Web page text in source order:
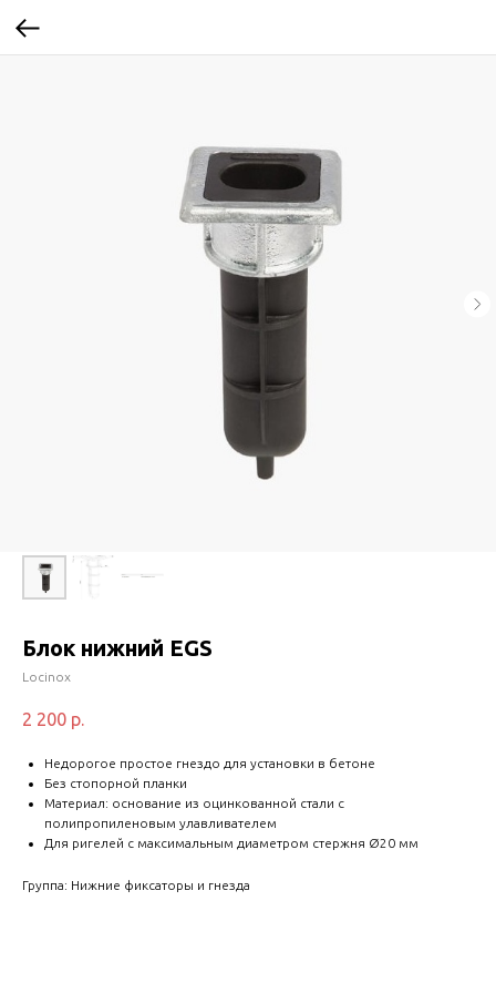
Блок нижний EGS
Locinox
2 200 р.
Недорогое простое гнездо для установки в бетоне
Без стопорной планки
Материал: основание из оцинкованной стали с
полипропиленовым улавливателем
Для ригелей с максимальным диаметром стержня Ø20 мм
Группа: Нижние фиксаторы и гнезда